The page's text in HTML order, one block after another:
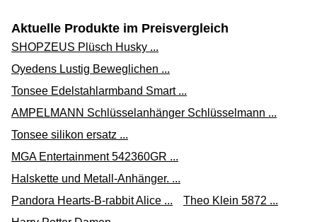
Aktuelle Produkte im Preisvergleich
SHOPZEUS Plüsch Husky ...
Oyedens Lustig Beweglichen ...
Tonsee Edelstahlarmband Smart ...
AMPELMANN Schlüsselanhänger Schlüsselmann ...
Tonsee silikon ersatz ...
MGA Entertainment 542360GR ...
Halskette und Metall-Anhänger. ...
Pandora Hearts-B-rabbit Alice ...
Theo Klein 5872 ...